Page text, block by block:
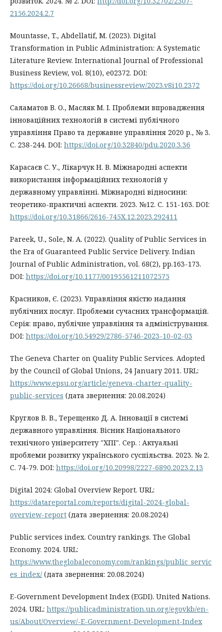
2156.2024.2.7
Mountasse, T., Abdellatif, M. (2023). Digital
Transformation in Public Administration: A Systematic
Literature Review. International Journal of Professional
Business Review, vol. 8(10), e02372. DOI:
https://doi.org/10.26668/businessreview/2023.v8i10.2372
Саламатов В. О., Масляк М. І. Проблеми впровадження
інноваційних технологій в системі публічного
управління Право та державне управління 2020 р., № 3.
С. 238-244. DOI: https://doi.org/10.32840/pdu.2020.3.36
Карасаєв С. У., Лікарчук Н. В. Міжнародні аспекти
використання інформаційних технологій у
державному управлінні. Міжнародні відносини:
теоретико-практичні аспекти. 2023. №12. С. 151-163. DOI:
https://doi.org/10.31866/2616-745X.12.2023.292411
Pareek, U., Sole, N. A. (2022). Quality of Public Services in
the Era of Guaranteed Public Service Delivery. Indian
Journal of Public Administration, vol. 68(2), pp.163-173.
DOI: https://doi.org/10.1177/00195561211072575
Красников, Є. (2023). Управління якістю надання
публічних послуг. Проблеми сучасних трансформацій.
Серія: право, публічне управління та адміністрування.
DOI: https://doi.org/10.54929/2786-5746-2023-10-02-03
The Geneva Charter on Quality Public Services. Adopted
by the Council of Global Unions, 24 January 2011. URL:
https://www.epsu.org/article/geneva-charter-quality-
public-services (дата звернення: 20.08.2024)
Круглов В. В., Терещенко Д. А. Інновації в системі
державного управління. Вісник Національного
технічного університету "ХПІ". Сер. : Актуальні
проблеми розвитку українського суспільства. 2023. № 2.
С. 74-79. DOI: https://doi.org/10.20998/2227-6890.2023.2.13
Digital 2024: Global Overview Report. URL:
https://datareportal.com/reports/digital-2024-global-
overview-report (дата звернення: 20.08.2024)
Public services index. Country rankings. The Global
Economy. 2024. URL:
https://www.theglobaleconomy.com/rankings/public_servic
es_index/ (дата звернення: 20.08.2024)
E-Government Development Index (EGDI). United Nations.
2024. URL: https://publicadministration.un.org/egovkb/en-
us/About/Overview/-E-Government-Development-Index